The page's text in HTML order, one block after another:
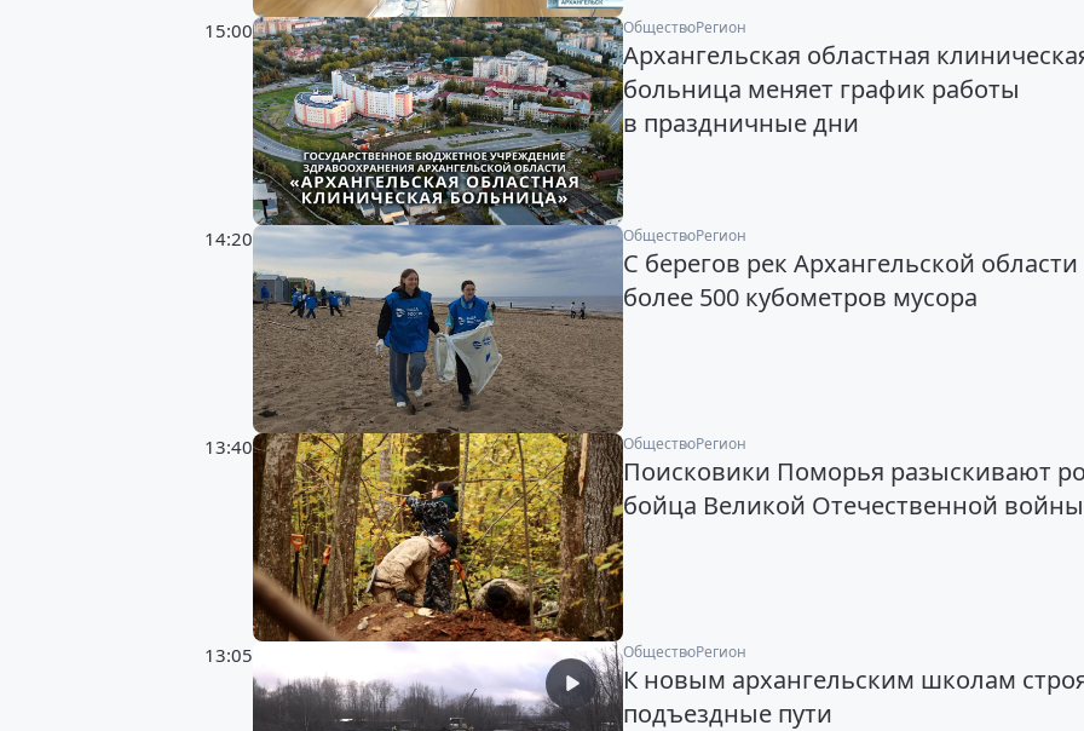
15:00 ОбществоРегион
Архангельская областная
больница меняет график работы
в праздничные дни
14:20 ОбществоРегион
С берегов рек Архангельской
более 500 кубометров мусора
13:40 ОбществоРегион
Поисковики Поморья разыскивают
бойца Великой Отечественной войны
13:05 ОбществоРегион
К новым архангельским школам
подъездные пути